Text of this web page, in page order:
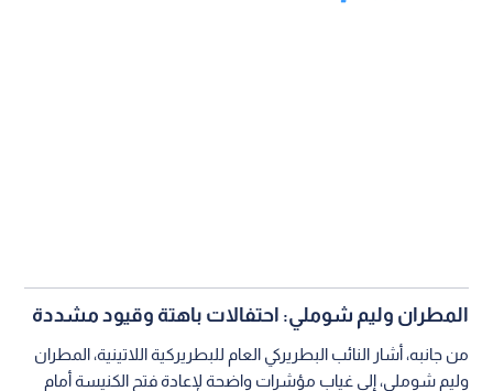
المطران وليم شوملي: احتفالات باهتة وقيود مشددة
من جانبه، أشار النائب البطريركي العام للبطريركية اللاتينية، المطران
وليم شوملي، إلى غياب مؤشرات واضحة لإعادة فتح الكنيسة أمام